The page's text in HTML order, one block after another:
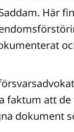
Här
faktum att
dokument